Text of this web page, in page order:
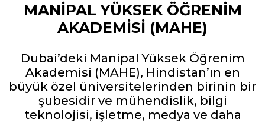
MANIPAL YÜKSEK ÖĞRENIM
AKADEMISI (MAHE)
Dubai’deki Manipal Yüksek Öğrenim
Akademisi (MAHE), Hindistan’ın en
büyük özel üniversitelerinden birinin bir
şubesidir ve mühendislik, bilgi
teknolojisi, işletme, medya ve daha